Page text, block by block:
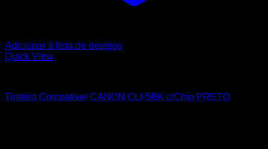
Adicionar á lista de desejos
Quick View
Tinteiro Compativel CANON CLI-5BK c/Chip PRETO